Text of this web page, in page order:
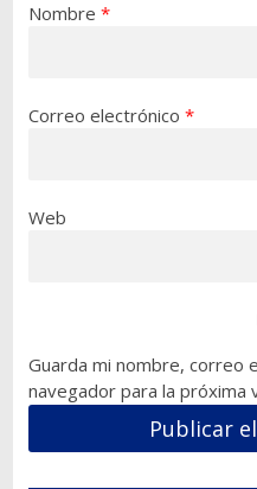
Nombre *
Correo electrónico *
Web
Guarda mi nombre, correo
navegador para la próxima